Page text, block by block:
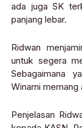
ada juga SK
panjang lebar.
Ridwan
untuk segera
Sebagaimana
Winarni
Penjelasan